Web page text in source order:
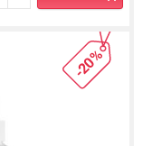
-20%